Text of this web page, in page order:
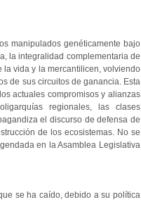
manipulados genéticamente bajo
la integralidad complementaria de
la vida y la mercantilicen, volviendo
de sus circuitos de ganancia. Esta
actuales compromisos y alianzas
regionales, las clases
el discurso de defensa de
de los ecosistemas. No se
en la Asamblea Legislativa
se ha caído, debido a su política